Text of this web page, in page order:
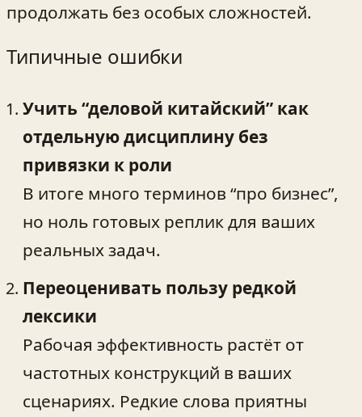
продолжать без особых сложностей.
Типичные ошибки
Учить “деловой китайский” как
отдельную дисциплину без
привязки к роли
В итоге много терминов “про бизнес”,
но ноль готовых реплик для ваших
реальных задач.
Переоценивать пользу редкой
лексики
Рабочая эффективность растёт от
частотных конструкций в ваших
сценариях. Редкие слова приятны